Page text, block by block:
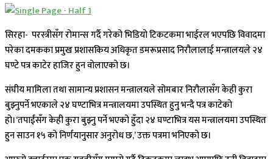
सिरहा- परस्त्रीसँग रोमान्स गर्दै गरेको भिडियो टिकटकमा भाईरल भएपछि विवादमा
परेका दमकका प्रमुख प्रशासकिय अधिकृत डमरूप्रसाद निरौलालाई मन्त्रालयले २४
घण्टे पत्र काटेर हाजिर हुन वोलाएको छ।
संघीय मामिला तथा सामान्य प्रशासन मन्त्रालयले सोमबार निरौलासँग केही कुरा
बुझ्नुपर्ने भएकाले २४ घण्टाभित्र मन्त्रालयमा उपस्थित हुनु भन्दै पत्र काटेको
हो।‘तपाईंसँग केही कुरा बुझ्नु पर्ने भएको हुँदा २४ घण्टाभित्र यस मन्त्रालयमा उपस्थित
हुन साउन १५ को निर्णयानुसार अनुरोध छ,’ उक्त पत्रमा भनिएको छ।